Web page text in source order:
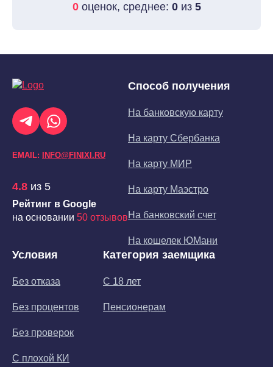
0оценок, среднее: 0из 5
EMAIL: INFO@FINIXI.RU
4.8 из 5
Рейтинг в Google
на основании 50 отзывов
Способ получения
На банковскую карту
На карту Сбербанка
На карту МИР
На карту Маэстро
На банковский счет
На кошелек ЮМани
Условия
Без отказа
Без процентов
Без проверок
С плохой КИ
Категория заемщика
С 18 лет
Пенсионерам